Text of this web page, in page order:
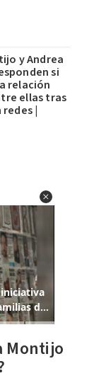
y Andrea
si
relación
ellas tras
|
Montijo